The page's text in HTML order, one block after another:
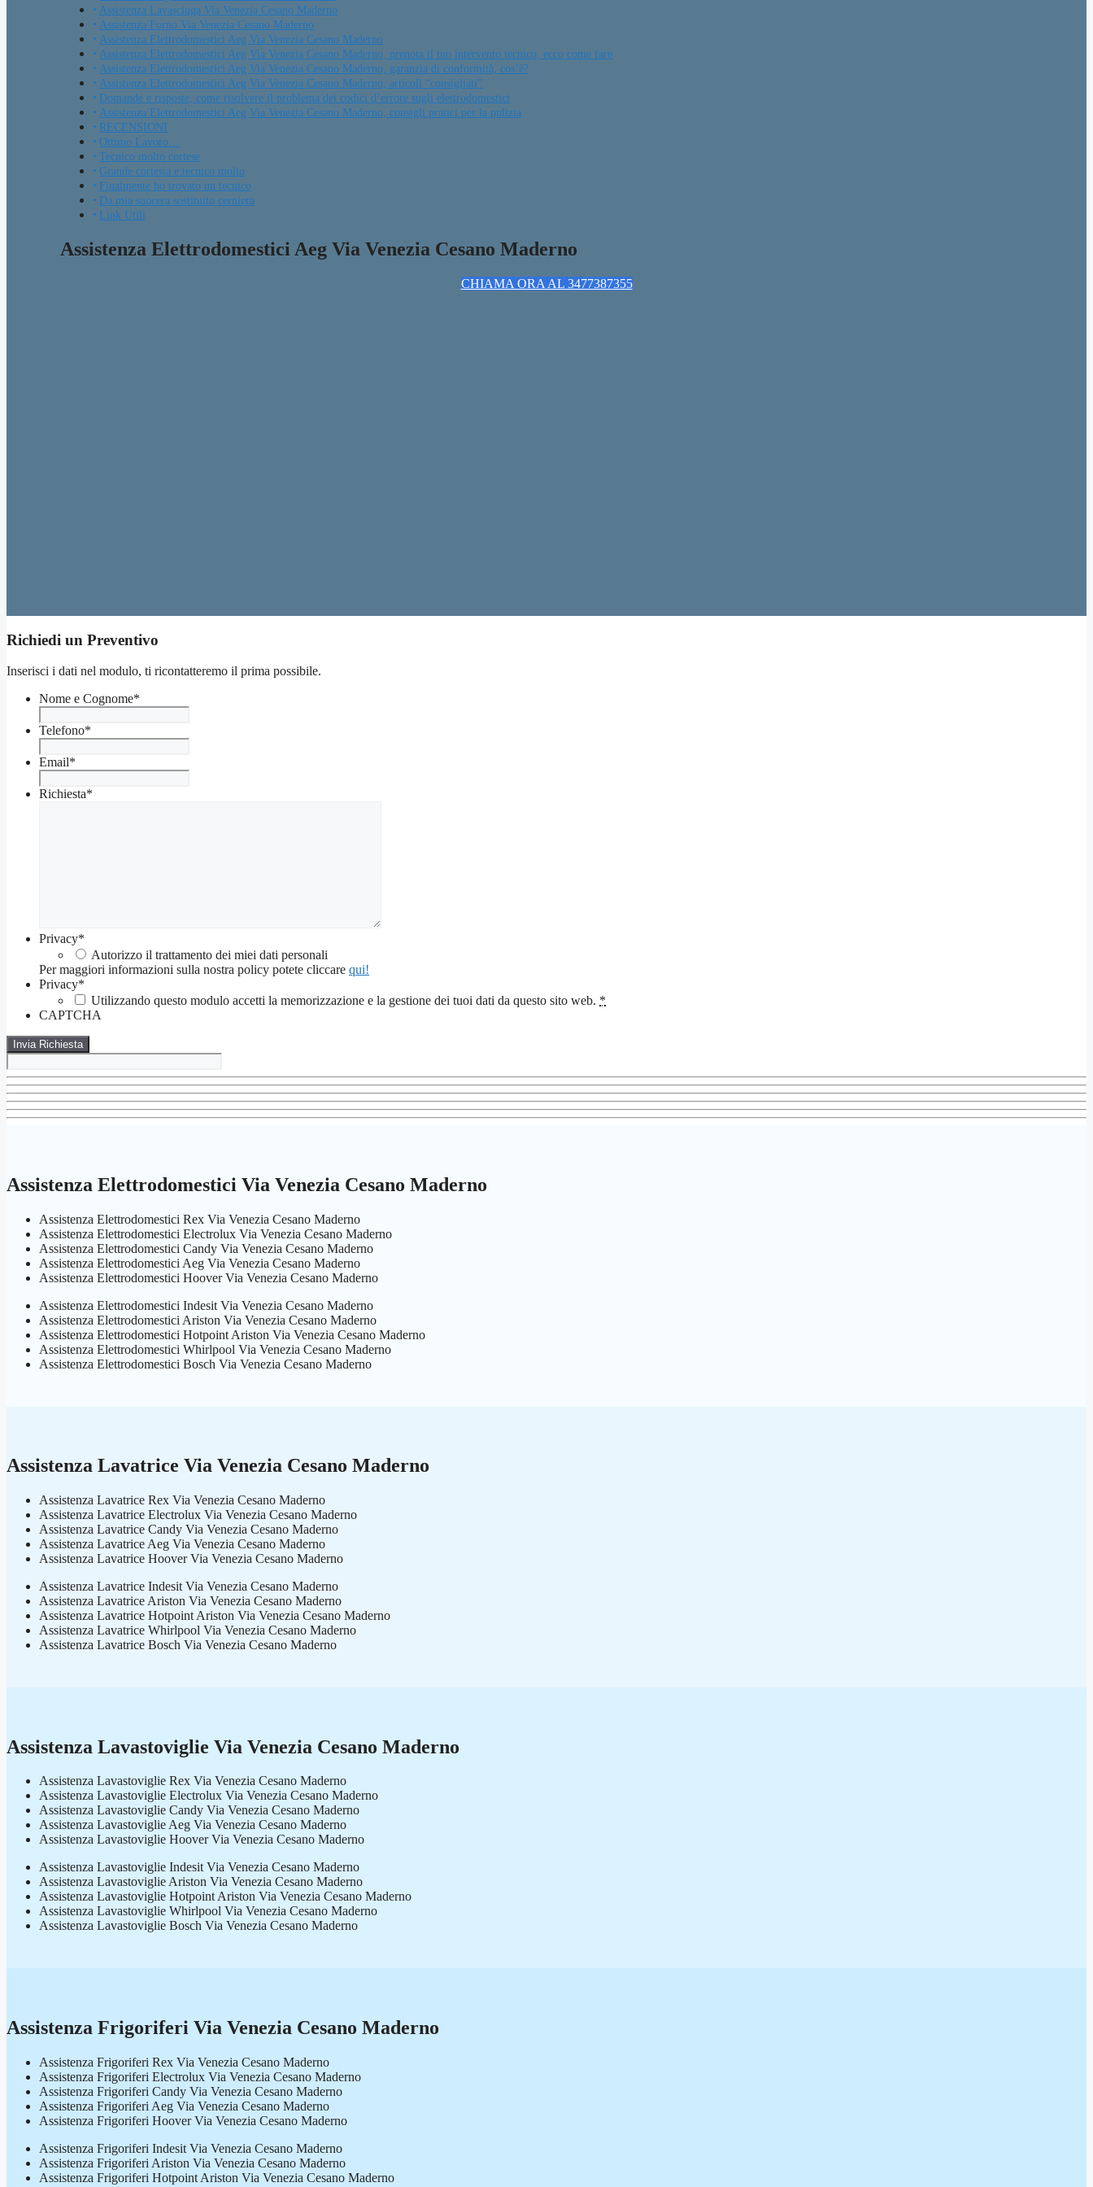
Assistenza Lavasciuga Via Venezia Cesano Maderno
Assistenza Forno Via Venezia Cesano Maderno
Assistenza Elettrodomestici Aeg Via Venezia Cesano Maderno
Assistenza Elettrodomestici Aeg Via Venezia Cesano Maderno, prenota il tuo intervento tecnico, ecco come fare
Assistenza Elettrodomestici Aeg Via Venezia Cesano Maderno, garanzia di conformità, cos’è?
Assistenza Elettrodomestici Aeg Via Venezia Cesano Maderno, articoli “consigliati”
Domande e risposte, come risolvere il problema dei codici d’errore sugli elettrodomestici
Assistenza Elettrodomestici Aeg Via Venezia Cesano Maderno, consigli pratici per la pulizia
RECENSIONI
Ottimo Lavoro…
Tecnico molto cortese
Grande cortesia e tecnico molto
Finalmente ho trovato un tecnico
Da mia suocera sostituito cerniera
Link Utili
Assistenza Elettrodomestici Aeg Via Venezia Cesano Maderno
CHIAMA ORA AL 3477387355
Richiedi un Preventivo
Inserisci i dati nel modulo, ti ricontatteremo il prima possibile.
Nome e Cognome*
Telefono*
Email*
Richiesta*
Privacy*
Autorizzo il trattamento dei miei dati personali
Per maggiori informazioni sulla nostra policy potete cliccare qui!
Privacy*
Utilizzando questo modulo accetti la memorizzazione e la gestione dei tuoi dati da questo sito web. *
CAPTCHA
Assistenza Elettrodomestici Via Venezia Cesano Maderno
Assistenza Elettrodomestici Rex Via Venezia Cesano Maderno
Assistenza Elettrodomestici Electrolux Via Venezia Cesano Maderno
Assistenza Elettrodomestici Candy Via Venezia Cesano Maderno
Assistenza Elettrodomestici Aeg Via Venezia Cesano Maderno
Assistenza Elettrodomestici Hoover Via Venezia Cesano Maderno
Assistenza Elettrodomestici Indesit Via Venezia Cesano Maderno
Assistenza Elettrodomestici Ariston Via Venezia Cesano Maderno
Assistenza Elettrodomestici Hotpoint Ariston Via Venezia Cesano Maderno
Assistenza Elettrodomestici Whirlpool Via Venezia Cesano Maderno
Assistenza Elettrodomestici Bosch Via Venezia Cesano Maderno
Assistenza Lavatrice Via Venezia Cesano Maderno
Assistenza Lavatrice Rex Via Venezia Cesano Maderno
Assistenza Lavatrice Electrolux Via Venezia Cesano Maderno
Assistenza Lavatrice Candy Via Venezia Cesano Maderno
Assistenza Lavatrice Aeg Via Venezia Cesano Maderno
Assistenza Lavatrice Hoover Via Venezia Cesano Maderno
Assistenza Lavatrice Indesit Via Venezia Cesano Maderno
Assistenza Lavatrice Ariston Via Venezia Cesano Maderno
Assistenza Lavatrice Hotpoint Ariston Via Venezia Cesano Maderno
Assistenza Lavatrice Whirlpool Via Venezia Cesano Maderno
Assistenza Lavatrice Bosch Via Venezia Cesano Maderno
Assistenza Lavastoviglie Via Venezia Cesano Maderno
Assistenza Lavastoviglie Rex Via Venezia Cesano Maderno
Assistenza Lavastoviglie Electrolux Via Venezia Cesano Maderno
Assistenza Lavastoviglie Candy Via Venezia Cesano Maderno
Assistenza Lavastoviglie Aeg Via Venezia Cesano Maderno
Assistenza Lavastoviglie Hoover Via Venezia Cesano Maderno
Assistenza Lavastoviglie Indesit Via Venezia Cesano Maderno
Assistenza Lavastoviglie Ariston Via Venezia Cesano Maderno
Assistenza Lavastoviglie Hotpoint Ariston Via Venezia Cesano Maderno
Assistenza Lavastoviglie Whirlpool Via Venezia Cesano Maderno
Assistenza Lavastoviglie Bosch Via Venezia Cesano Maderno
Assistenza Frigoriferi Via Venezia Cesano Maderno
Assistenza Frigoriferi Rex Via Venezia Cesano Maderno
Assistenza Frigoriferi Electrolux Via Venezia Cesano Maderno
Assistenza Frigoriferi Candy Via Venezia Cesano Maderno
Assistenza Frigoriferi Aeg Via Venezia Cesano Maderno
Assistenza Frigoriferi Hoover Via Venezia Cesano Maderno
Assistenza Frigoriferi Indesit Via Venezia Cesano Maderno
Assistenza Frigoriferi Ariston Via Venezia Cesano Maderno
Assistenza Frigoriferi Hotpoint Ariston Via Venezia Cesano Maderno